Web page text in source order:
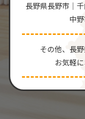
長野県長野市｜
中
その他、⻑
お気軽